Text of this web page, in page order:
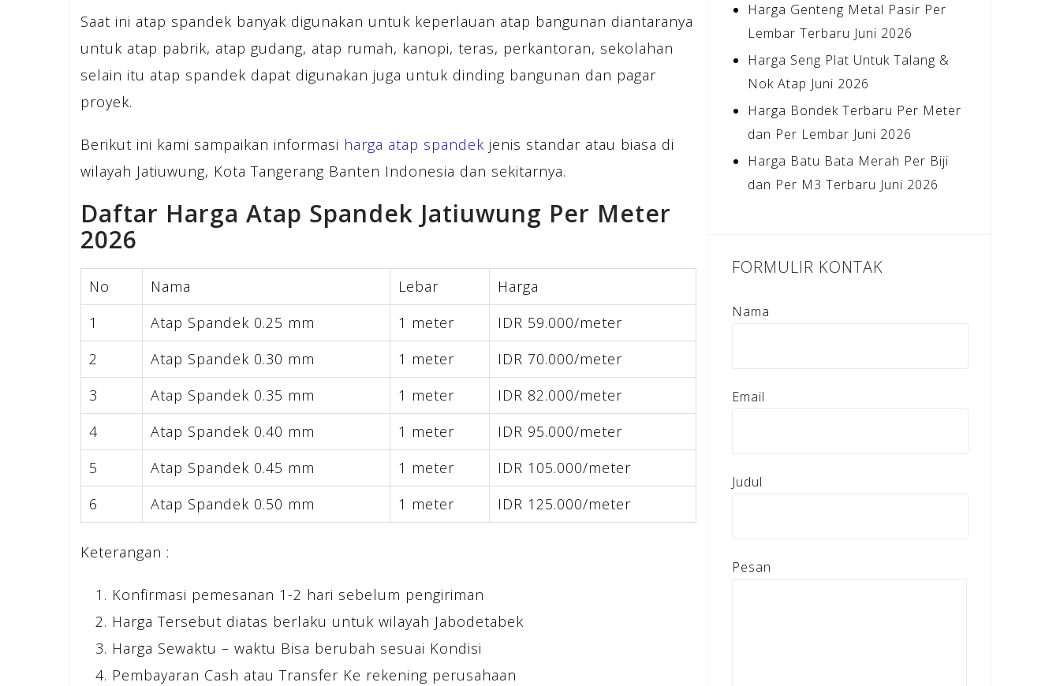
Saat ini atap spandek banyak digunakan untuk keperlauan atap bangunan diantaranya
untuk atap pabrik, atap gudang, atap rumah, kanopi, teras, perkantoran, sekolahan
selain itu atap spandek dapat digunakan juga untuk dinding bangunan dan pagar
proyek.
Berikut ini kami sampaikan informasi harga atap spandek jenis standar atau biasa di
wilayah Jatiuwung, Kota Tangerang Banten Indonesia dan sekitarnya.
Daftar Harga Atap Spandek Jatiuwung Per Meter
2026
No Nama Lebar
Harga
1
Atap Spandek 0.25 mm 1 meter
IDR 59.000/meter
2
Atap Spandek 0.30 mm 1 meter
IDR 70.000/meter
3
Atap Spandek 0.35 mm 1 meter
IDR 82.000/meter
4
Atap Spandek 0.40 mm 1 meter
IDR 95.000/meter
5
Atap Spandek 0.45 mm 1 meter
IDR 105.000/meter
6
Atap Spandek 0.50 mm 1 meter IDR 125.000/meter
Keterangan :
Konfirmasi pemesanan 1-2 hari sebelum pengiriman
Harga Tersebut diatas berlaku untuk wilayah Jabodetabek
Harga Sewaktu – waktu Bisa berubah sesuai Kondisi
Pembayaran Cash atau Transfer Ke rekening perusahaan
Harga Genteng Metal Pasir Per
Lembar Terbaru Juni 2026
Harga Seng Plat Untuk Talang &
Nok Atap Juni 2026
Harga Bondek Terbaru Per Meter
dan Per Lembar Juni 2026
Harga Batu Bata Merah Per Biji
dan Per M3 Terbaru Juni 2026
FORMULIR KONTAK
Nama
Email
Judul
Pesan